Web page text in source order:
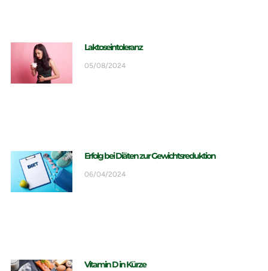
Laktoseintoleranz
05/08/2024
Erfolg bei Diäten zur Gewichtsreduktion
06/04/2024
Vitamin D in Kürze